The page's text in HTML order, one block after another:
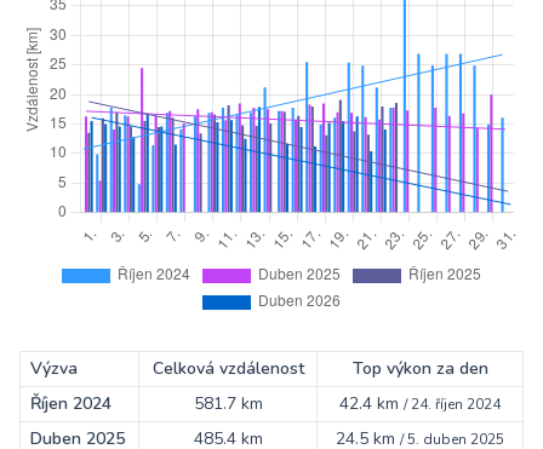
Výzva Celková vzdálenost
Top výkon za den
Říjen 2024
581.7 km 42.4 km /24. říjen 2024
Duben 2025 485.4 km 24.5 km /5. duben 2025